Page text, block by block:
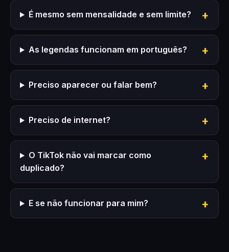
É mesmo sem mensalidade e sem limite?
As legendas funcionam em português?
Preciso aparecer ou falar bem?
Preciso de internet?
O TikTok não vai marcar como
duplicado?
E se não funcionar para mim?